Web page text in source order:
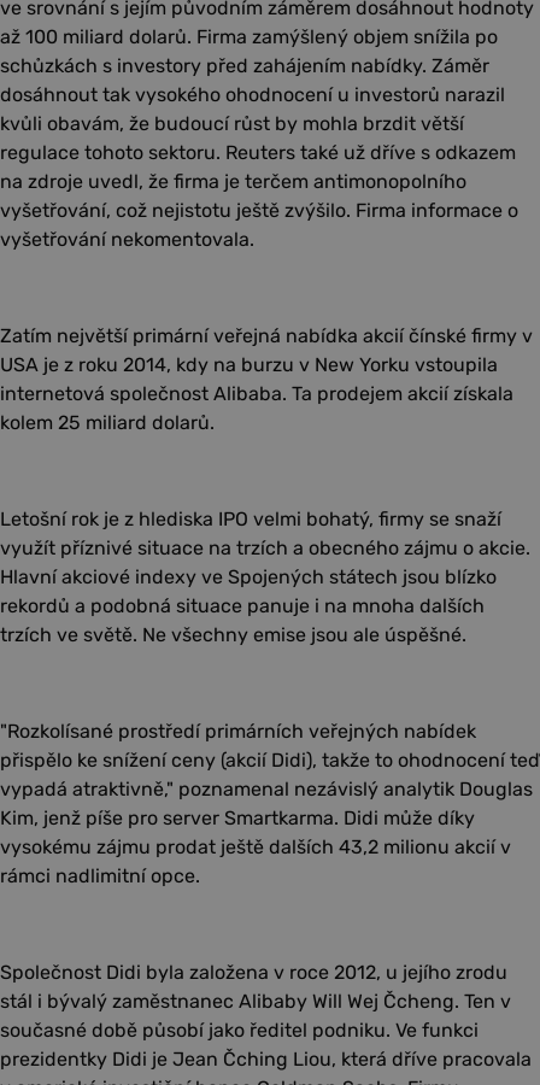
ve srovnání s jejím původním záměrem dosáhnout hodnoty
až 100 miliard dolarů. Firma zamýšlený objem snížila po
schůzkách s investory před zahájením nabídky. Záměr
dosáhnout tak vysokého ohodnocení u investorů narazil
kvůli obavám, že budoucí růst by mohla brzdit větší
regulace tohoto sektoru. Reuters také už dříve s odkazem
na zdroje uvedl, že firma je terčem antimonopolního
vyšetřování, což nejistotu ještě zvýšilo. Firma informace o
vyšetřování nekomentovala.
Zatím největší primární veřejná nabídka akcií čínské firmy v
USA je z roku 2014, kdy na burzu v New Yorku vstoupila
internetová společnost Alibaba. Ta prodejem akcií získala
kolem 25 miliard dolarů.
Letošní rok je z hlediska IPO velmi bohatý, firmy se snaží
využít příznivé situace na trzích a obecného zájmu o akcie.
Hlavní akciové indexy ve Spojených státech jsou blízko
rekordů a podobná situace panuje i na mnoha dalších
trzích ve světě. Ne všechny emise jsou ale úspěšné.
"Rozkolísané prostředí primárních veřejných nabídek
přispělo ke snížení ceny (akcií Didi), takže to ohodnocení teď
vypadá atraktivně," poznamenal nezávislý analytik Douglas
Kim, jenž píše pro server Smartkarma. Didi může díky
vysokému zájmu prodat ještě dalších 43,2 milionu akcií v
rámci nadlimitní opce.
Společnost Didi byla založena v roce 2012, u jejího zrodu
stál i bývalý zaměstnanec Alibaby Will Wej Čcheng. Ten v
současné době působí jako ředitel podniku. Ve funkci
prezidentky Didi je Jean Čching Liou, která dříve pracovala